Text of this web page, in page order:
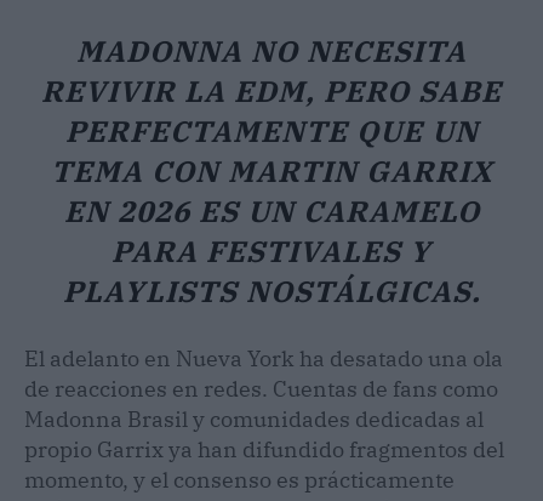
MADONNA NO NECESITA
REVIVIR LA EDM, PERO SABE
PERFECTAMENTE QUE UN
TEMA CON MARTIN GARRIX
EN 2026 ES UN CARAMELO
PARA FESTIVALES Y
PLAYLISTS NOSTÁLGICAS.
El adelanto en Nueva York ha desatado una ola
de reacciones en redes. Cuentas de fans como
Madonna Brasil y comunidades dedicadas al
propio Garrix ya han difundido fragmentos del
momento, y el consenso es prácticamente